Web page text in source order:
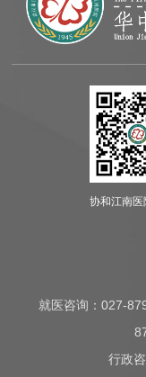
协和江南医
就医咨询： 027-
行政